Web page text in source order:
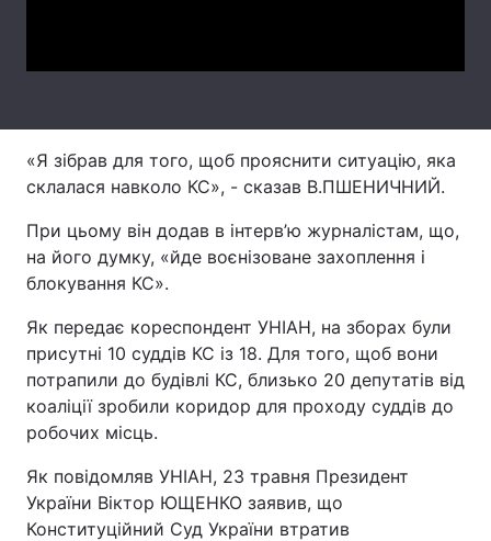
«Я зібрав для того, щоб прояснити ситуацію, яка
склалася навколо КС», - сказав В.ПШЕНИЧНИЙ.
При цьому він додав в інтерв’ю журналістам, що,
на його думку, «йде воєнізоване захоплення і
блокування КС».
Як передає кореспондент УНІАН, на зборах були
присутні 10 суддів КС із 18. Для того, щоб вони
потрапили до будівлі КС, близько 20 депутатів від
коаліції зробили коридор для проходу суддів до
робочих місць.
Як повідомляв УНІАН, 23 травня Президент
України Віктор ЮЩЕНКО заявив, що
Конституційний Суд України втратив